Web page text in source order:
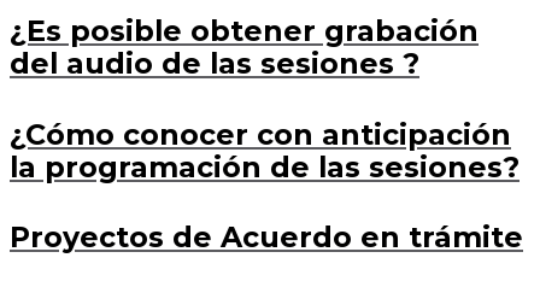
¿Es posible obtener grabación
del audio de las sesiones ?
¿Cómo conocer con anticipación
la programación de las sesiones?
Proyectos de Acuerdo en trámite